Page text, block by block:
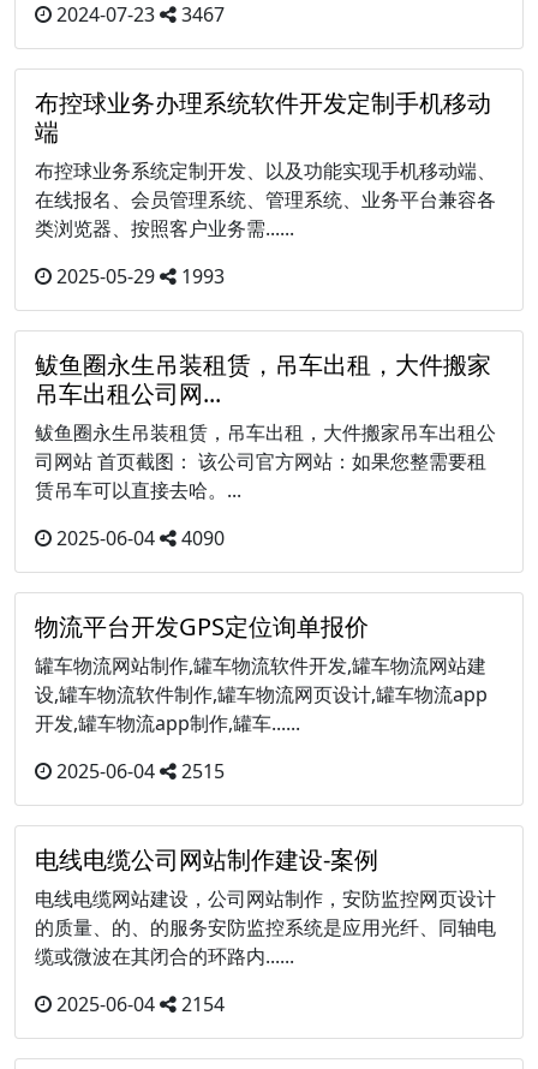
2024-07-23
3467
布控球业务办理系统软件开发定制手机移动
端
布控球业务系统定制开发、以及功能实现手机移动端、
在线报名、会员管理系统、管理系统、业务平台兼容各
类浏览器、按照客户业务需......
2025-05-29
1993
鲅鱼圈永生吊装租赁，吊车出租，大件搬家
吊车出租公司网...
鲅鱼圈永生吊装租赁，吊车出租，大件搬家吊车出租公
司网站 首页截图： 该公司官方网站：如果您整需要租
赁吊车可以直接去哈。...
2025-06-04
4090
物流平台开发GPS定位询单报价
罐车物流网站制作,罐车物流软件开发,罐车物流网站建
设,罐车物流软件制作,罐车物流网页设计,罐车物流app
开发,罐车物流app制作,罐车......
2025-06-04
2515
电线电缆公司网站制作建设-案例
电线电缆网站建设，公司网站制作，安防监控网页设计
的质量、的、的服务安防监控系统是应用光纤、同轴电
缆或微波在其闭合的环路内......
2025-06-04
2154